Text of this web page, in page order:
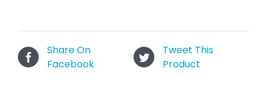
Share On
Facebook
Tweet This
Product